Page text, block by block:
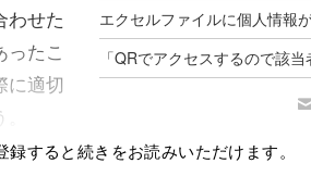
わせた
たこ
に適切
すると続きをお読みいただけます。